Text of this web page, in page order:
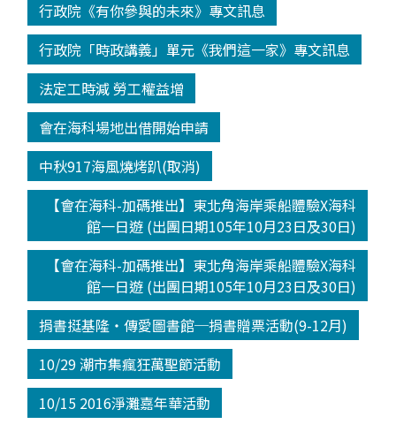
行政院《有你參與的未來》專文訊息
行政院「時政講義」單元《我們這一家》專文訊息
法定工時減 勞工權益增
會在海科場地出借開始申請
中秋917海風燒烤趴(取消)
【會在海科-加碼推出】東北角海岸乘船體驗X海科
館一日遊 (出團日期105年10月23日及30日)
【會在海科-加碼推出】東北角海岸乘船體驗X海科
館一日遊 (出團日期105年10月23日及30日)
捐書挺基隆‧傳愛圖書館─捐書贈票活動(9-12月)
10/29 潮市集瘋狂萬聖節活動
10/15 2016淨灘嘉年華活動